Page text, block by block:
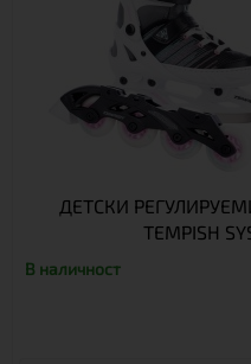
ДЕТСКИ
TEMPISH
В наличност